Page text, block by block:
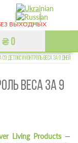
ВЫХОДНЫХ
₴ 0
C9: ДЕТОКС И КОНТРОЛЬ ВЕСА ЗА 9 ДНЕЙ
ВЕСА ЗА 9
Living Products —